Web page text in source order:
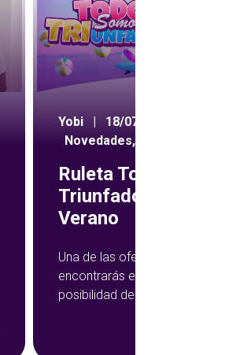
Yobi 18/07/2024
Novedades,
Ruleta Todos
Triunfadores de
Verano
Una de las ofertas
encontrarás en YoBingo te da
posibilidad de multiplicar tus